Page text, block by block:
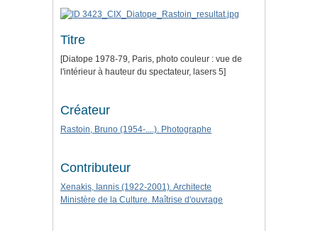
Titre
[Diatope 1978-79, Paris, photo couleur : vue de
l'intérieur à hauteur du spectateur, lasers 5]
Créateur
Rastoin, Bruno (1954-....). Photographe
Contributeur
Xenakis, Iannis (1922-2001). Architecte
Ministère de la Culture. Maîtrise d'ouvrage